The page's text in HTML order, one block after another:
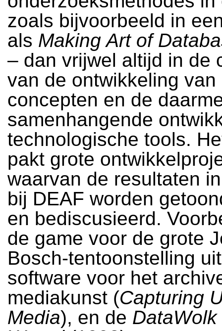
zoals bijvoorbeeld in
als Making Art of
– dan vrijwel altijd in de
van de ontwikkeling
concepten en de
samenhangende
technologische tools.
pakt grote
waarvan de resultaten
bij DEAF worden
en bediscusieerd.
de game voor de grote
Bosch-tentoonstelling
software voor het
mediakunst (Capturing
Media), en de